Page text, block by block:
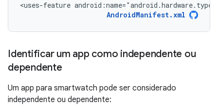
<uses-feature
AndroidManifest.xml
Identificar um app como independente ou
dependente
Um app para smartwatch pode ser considerado
independente ou dependente: